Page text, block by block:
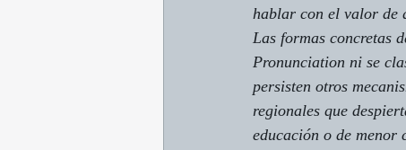
hablar con el valor de
Las formas concretas
Pronunciation ni se
persisten otros
regionales que
educación o de menor